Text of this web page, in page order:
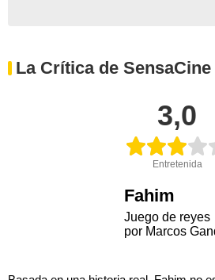
La Crítica de SensaCine
3,0
Entretenida
Fahim
Juego de reyes
por Marcos